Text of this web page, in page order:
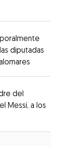
window
diputadas
del
Messi, a los